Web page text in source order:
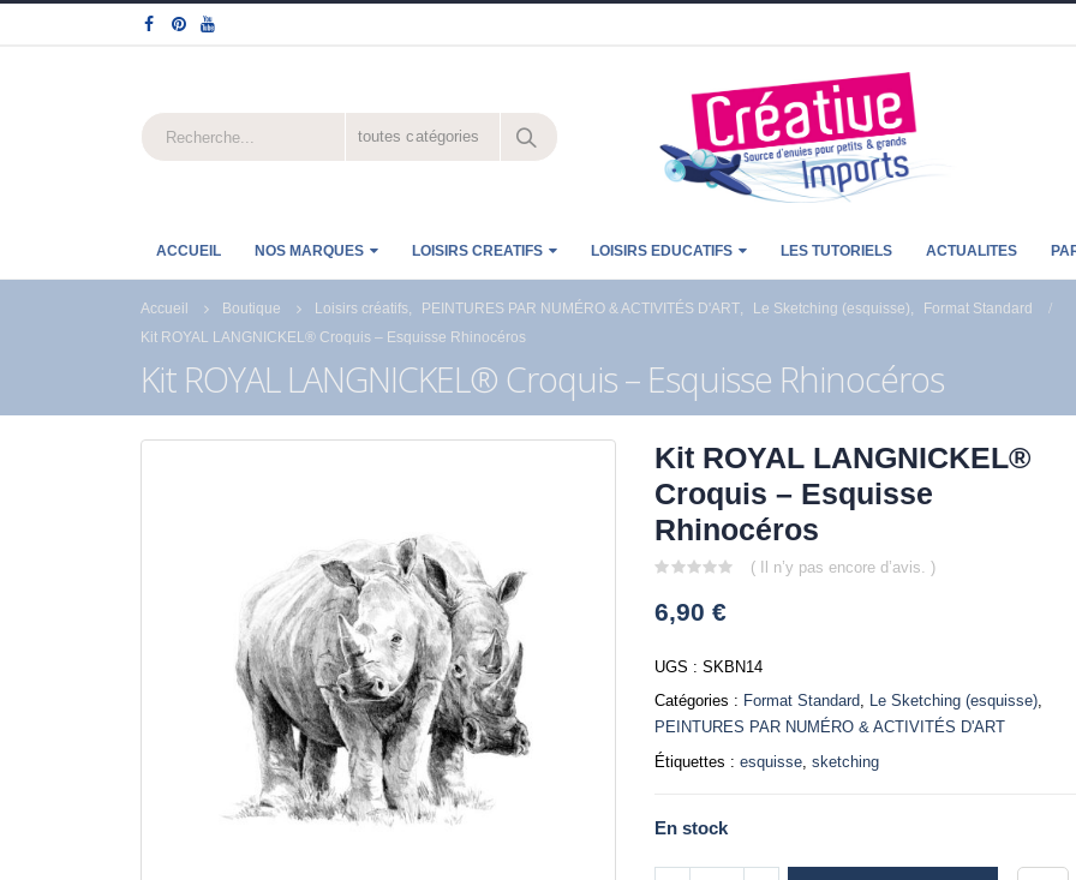
toutes catégories
ACCUEIL NOS MARQUES LOISIRS CREATIFS LOISIRS EDUCATIFS LES TUTORIELS ACTUALITES
Accueil Boutique Loisirs créatifs PEINTURES PAR NUMÉRO & ACTIVITÉS D'ART Le Sketching (esquisse)
Format Standard
Kit ROYAL LANGNICKEL® Croquis – Esquisse Rhinocéros
Kit ROYAL LANGNICKEL® Croquis – Esquisse Rhinocéros
Kit ROYAL LANGNICKEL®
Croquis – Esquisse
Rhinocéros
out
of
( Il n’y pas encore d’avis. )
6,90€
UGS :SKBN14
Catégories : Format Standard, Le Sketching (esquisse),
PEINTURES PAR NUMÉRO & ACTIVITÉS D'ART
Étiquettes :esquisse ,sketching
En stock